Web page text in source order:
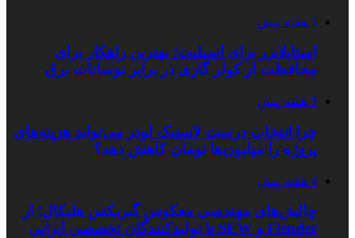
3 هفته پیش
استابلایزر برای اسپلیت؛ بهترین راهکار برای
محافظت از کولر گازی در برابر نوسانات برق
3 هفته پیش
چرا انتخاب درست لاستیک لودر می‌تواند هزینه‌های
پروژه را میلیون‌ها تومان کاهش دهد؟
4 هفته پیش
چالش‌های مهندسی معکوس گیربکس هلیکال؛ از
Flender و SEW تا تولیدکنندگان تخصصی ایرانی